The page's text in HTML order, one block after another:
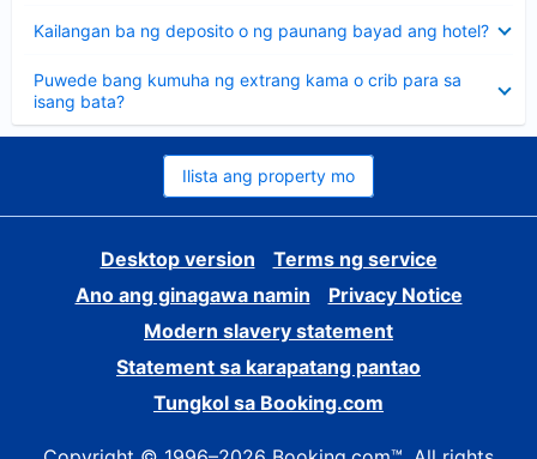
Kailangan ba ng deposito o ng paunang bayad ang hotel?
ang
Puwede bang kumuha ng extrang kama o crib para sa
isang bata?
ang
sagot
Ilista ang property mo
Desktop version
Terms ng service
Ano ang ginagawa namin
Privacy Notice
Modern slavery statement
Statement sa karapatang pantao
Tungkol sa Booking.com